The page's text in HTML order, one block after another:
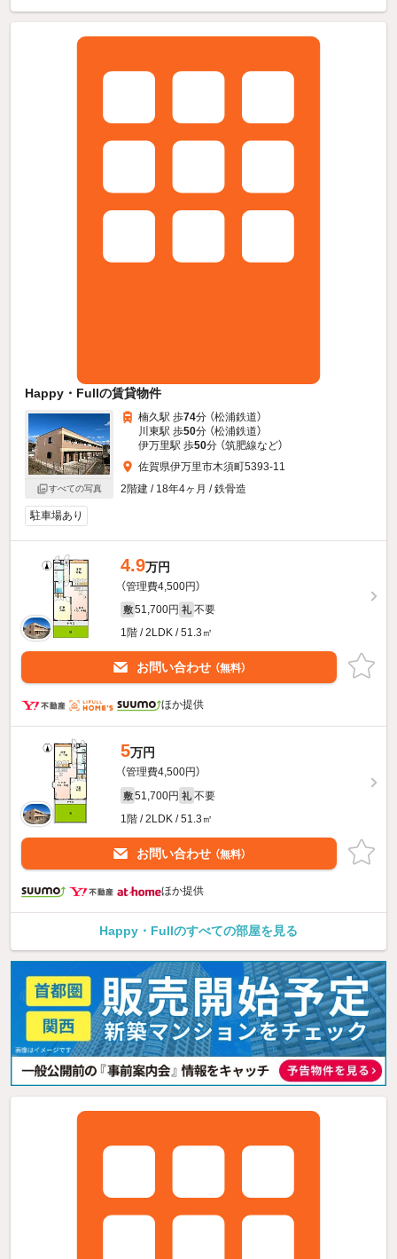
Happy・Fullの賃貸物件
すべての写真
楠久駅 歩74分 （松浦鉄道）
川東駅 歩50分 （松浦鉄道）
伊万里駅 歩50分 （筑肥線など）
佐賀県伊万里市木須町5393-11
2階建 / 18年4ヶ月 / 鉄骨造
駐車場あり
4.9万円
（管理費4,500円）
敷 51,700円 礼 不要
1階 / 2LDK / 51.3㎡
お問い合わせ （無料）
ほか提供
5万円
（管理費4,500円）
敷 51,700円 礼 不要
1階 / 2LDK / 51.3㎡
お問い合わせ （無料）
ほか提供
Happy・Fullのすべての部屋を見る